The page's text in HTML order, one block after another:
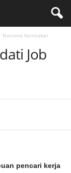
Nasiona Kemnaker
Job
pencari kerja